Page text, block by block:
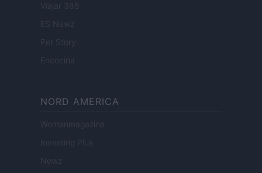
Viajar 365
ES Newz
Pet Story
Encocina
NORD AMERICA
Womanmagazine
Investing Plus
Newz